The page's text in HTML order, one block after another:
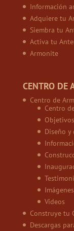
Información
Adquiere tu
Siembra tu
Activa tu
Armonite
CENTRO DE
Centro de
Centro
Diseño y
Imágenes
Vídeos
Construye tu
Descargas